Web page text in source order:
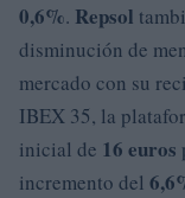
0,6%. Repsol
disminución de
mercado con su
IBEX 35, la
inicial de 16 euros
incremento del